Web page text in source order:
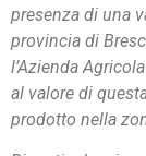
presenza di una
provincia di
l’Azienda
al valore di
prodotto nella